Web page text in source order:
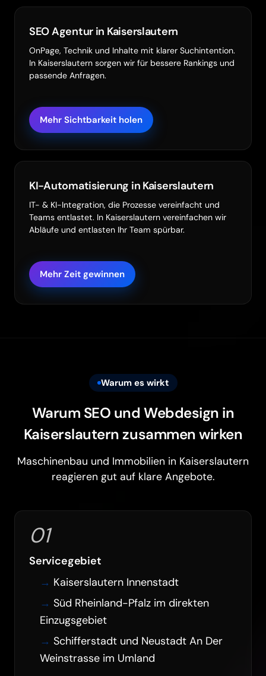
SEO Agentur in Kaiserslautern
OnPage, Technik und Inhalte mit klarer Suchintention.
In Kaiserslautern sorgen wir für bessere Rankings und
passende Anfragen.
Mehr Sichtbarkeit holen
KI-Automatisierung in Kaiserslautern
IT- & KI-Integration, die Prozesse vereinfacht und
Teams entlastet. In Kaiserslautern vereinfachen wir
Abläufe und entlasten Ihr Team spürbar.
Mehr Zeit gewinnen
Warum es wirkt
Warum SEO und Webdesign in
Kaiserslautern zusammen wirken
Maschinenbau und Immobilien in Kaiserslautern
reagieren gut auf klare Angebote.
01
Servicegebiet
Kaiserslautern Innenstadt
Süd Rheinland-Pfalz im direkten
Einzugsgebiet
Schifferstadt und Neustadt An Der
Weinstrasse im Umland